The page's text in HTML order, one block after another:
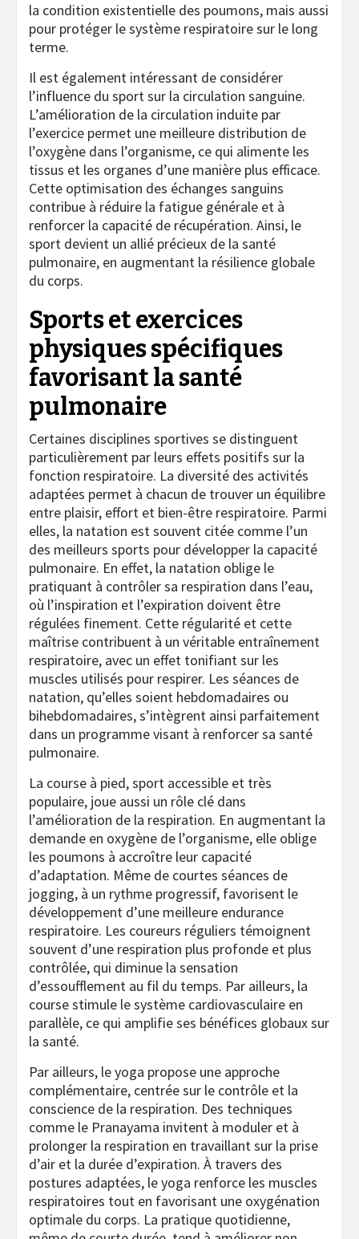
la condition existentielle des poumons, mais aussi
pour protéger le système respiratoire sur le long
terme.
Il est également intéressant de considérer
l’influence du sport sur la circulation sanguine.
L’amélioration de la circulation induite par
l’exercice permet une meilleure distribution de
l’oxygène dans l’organisme, ce qui alimente les
tissus et les organes d’une manière plus efficace.
Cette optimisation des échanges sanguins
contribue à réduire la fatigue générale et à
renforcer la capacité de récupération. Ainsi, le
sport devient un allié précieux de la santé
pulmonaire, en augmentant la résilience globale
du corps.
Sports et exercices
physiques spécifiques
favorisant la santé
pulmonaire
Certaines disciplines sportives se distinguent
particulièrement par leurs effets positifs sur la
fonction respiratoire. La diversité des activités
adaptées permet à chacun de trouver un équilibre
entre plaisir, effort et bien-être respiratoire. Parmi
elles, la natation est souvent citée comme l’un
des meilleurs sports pour développer la capacité
pulmonaire. En effet, la natation oblige le
pratiquant à contrôler sa respiration dans l’eau,
où l’inspiration et l’expiration doivent être
régulées finement. Cette régularité et cette
maîtrise contribuent à un véritable entraînement
respiratoire, avec un effet tonifiant sur les
muscles utilisés pour respirer. Les séances de
natation, qu’elles soient hebdomadaires ou
bihebdomadaires, s’intègrent ainsi parfaitement
dans un programme visant à renforcer sa santé
pulmonaire.
La course à pied, sport accessible et très
populaire, joue aussi un rôle clé dans
l’amélioration de la respiration. En augmentant la
demande en oxygène de l’organisme, elle oblige
les poumons à accroître leur capacité
d’adaptation. Même de courtes séances de
jogging, à un rythme progressif, favorisent le
développement d’une meilleure endurance
respiratoire. Les coureurs réguliers témoignent
souvent d’une respiration plus profonde et plus
contrôlée, qui diminue la sensation
d’essoufflement au fil du temps. Par ailleurs, la
course stimule le système cardiovasculaire en
parallèle, ce qui amplifie ses bénéfices globaux sur
la santé.
Par ailleurs, le yoga propose une approche
complémentaire, centrée sur le contrôle et la
conscience de la respiration. Des techniques
comme le Pranayama invitent à moduler et à
prolonger la respiration en travaillant sur la prise
d’air et la durée d’expiration. À travers des
postures adaptées, le yoga renforce les muscles
respiratoires tout en favorisant une oxygénation
optimale du corps. La pratique quotidienne,